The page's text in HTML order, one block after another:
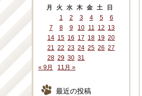
月
火 水 木 金 土
日
1
2 3 4 5
6
7
8 9 10 11 12 13
14 15 16 17 18 19 20
21 22 23 24 25 26 27
28 29 30 31
« 9月
11月 »
最近の投稿